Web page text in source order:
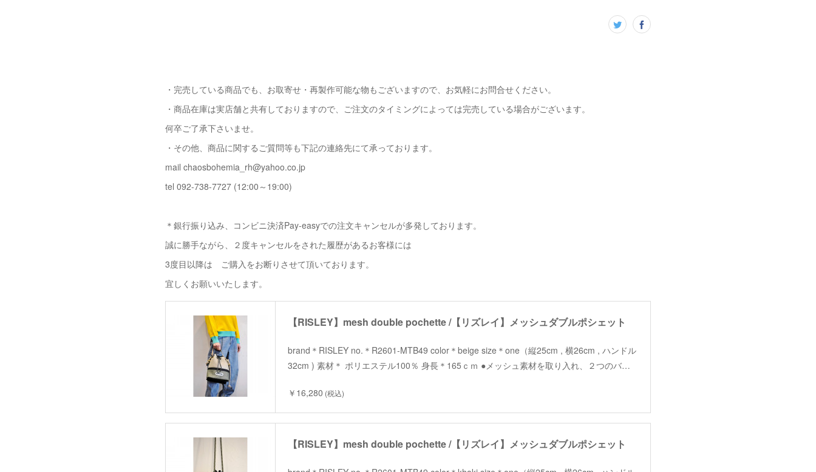
・完売している商品でも、お取寄せ・再製作可能な物もございますので、お気軽にお問合せください。
・商品在庫は実店舗と共有しておりますので、ご注文のタイミングによっては完売している場合がございます。
何卒ご了承下さいませ。
・その他、商品に関するご質問等も下記の連絡先にて承っております。
mail chaosbohemia_rh@yahoo.co.jp
tel 092-738-7727 (12:00～19:00)
＊銀行振り込み、コンビニ決済Pay-easyでの注文キャンセルが多発しております。
誠に勝手ながら、２度キャンセルをされた履歴があるお客様には
3度目以降は ご購入をお断りさせて頂いております。
宜しくお願いいたします。
【RISLEY】mesh double pochette /【リズレイ】メッシュダブルポシェット
brand＊RISLEY no.＊R2601-MTB49 color＊beige size＊one（縦25cm , 横26cm , ハンドル
32cm ) 素材＊ ポリエステル100％ 身長＊165ｃｍ ●メッシュ素材を取り入れ、２つのバ…
￥16,280 (税込)
【RISLEY】mesh double pochette /【リズレイ】メッシュダブルポシェット